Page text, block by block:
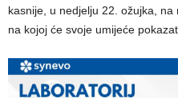
kasnije, u nedjelju 22. ožujka,
na kojoj će svoje umijeće